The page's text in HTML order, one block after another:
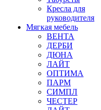
Кресла для
руководителя
Мягкая мебель
ВЕНТА
ДЕРБИ
ДЮНА
ЛАЙТ
ОПТИМА
ПАРМ
СИМПЛ
ЧЕСТЕР